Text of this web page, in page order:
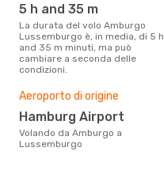
5 h and 35 m
La durata del volo Amburgo
Lussemburgo è, in media, di 5 h
and 35 m minuti, ma può
cambiare a seconda delle
condizioni.
Aeroporto di origine
Hamburg Airport
Volando da Amburgo a
Lussemburgo